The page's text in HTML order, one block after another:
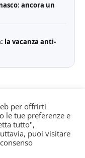
ancora un
la vacanza anti-
all'albo dei
di Torino n. 25
Direttore
per offrirti
le tue preferenze e
tutto",
puoi visitare